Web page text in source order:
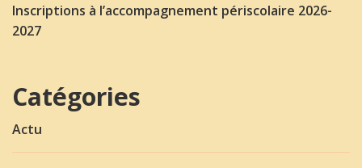
Inscriptions à l’accompagnement périscolaire 2026-
2027
Catégories
Actu